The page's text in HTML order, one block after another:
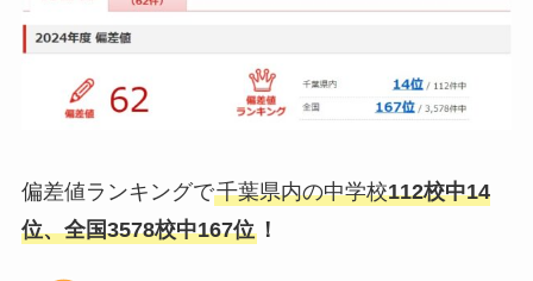
偏差値ランキングで千葉県内の中学校112校中14
位、全国3578校中167位！